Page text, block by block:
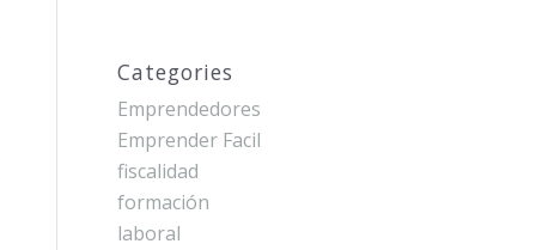
Categories
Emprendedores
Emprender Facil
fiscalidad
formación
laboral